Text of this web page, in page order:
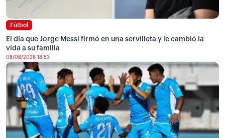
Fútbol
El día que Jorge Messi firmó en una servilleta y le cambió la
vida a su familia
08/08/2026 18:53